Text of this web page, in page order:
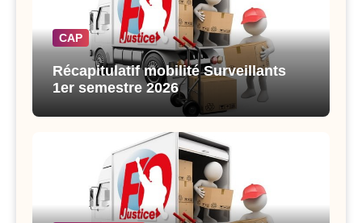
CAP
Récapitulatif mobilité Surveillants
1er semestre 2026